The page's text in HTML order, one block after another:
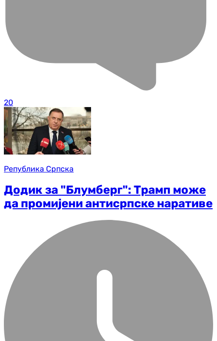
20
Република Српска
Додик за "Блумберг": Трамп може
да промијени антисрпске наративе